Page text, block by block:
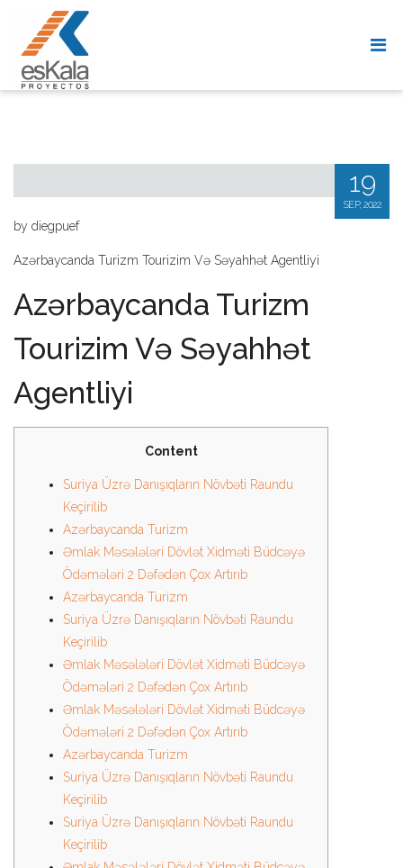
AZƏRBAYCANDA TURIZM TOURIZIM
VƏ SƏYAHHƏT AGENTLIY
19
SEP, 2022
by diegpuef
Azərbaycanda Turizm Tourizim Və Səyahhət Agentliyi
Azərbaycanda Turizm
Tourizim Və Səyahhət
Agentliyi
Content
Suriya Üzrə Danışıqların Növbəti Raundu
Keçirilib
Azərbaycanda Turizm
Əmlak Məsələləri Dövlət Xidməti Büdcəyə
Ödəmələri 2 Dəfədən Çox Artırıb
Azərbaycanda Turizm
Suriya Üzrə Danışıqların Növbəti Raundu
Keçirilib
Əmlak Məsələləri Dövlət Xidməti Büdcəyə
Ödəmələri 2 Dəfədən Çox Artırıb
Əmlak Məsələləri Dövlət Xidməti Büdcəyə
Ödəmələri 2 Dəfədən Çox Artırıb
Azərbaycanda Turizm
Suriya Üzrə Danışıqların Növbəti Raundu
Keçirilib
Suriya Üzrə Danışıqların Növbəti Raundu
Keçirilib